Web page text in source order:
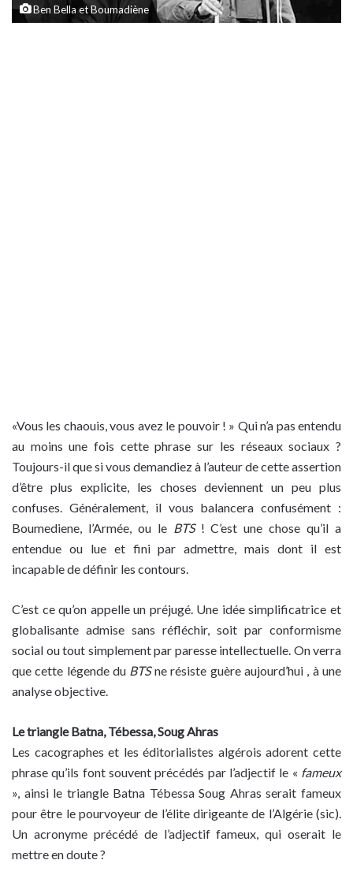
Ben Bella et Boumadiène
«Vous les chaouis, vous avez le pouvoir ! » Qui n’a pas entendu
au moins une fois cette phrase sur les réseaux sociaux ?
Toujours-il que si vous demandiez à l’auteur de cette assertion
d’être plus explicite, les choses deviennent un peu plus
confuses. Généralement, il vous balancera confusément :
Boumediene, l’Armée, ou le BTS! C’est une chose qu’il a
entendue ou lue et fini par admettre, mais dont il est
incapable de définir les contours.
C’est ce qu’on appelle un préjugé. Une idée simplificatrice et
globalisante admise sans réfléchir, soit par conformisme
social ou tout simplement par paresse intellectuelle. On verra
que cette légende du BTSne résiste guère aujourd’hui , à une
analyse objective.
Le triangle Batna, Tébessa, Soug Ahras
Les cacographes et les éditorialistes algérois adorent cette
phrase qu’ils font souvent précédés par l’adjectif le « fameux
», ainsi le triangle Batna Tébessa Soug Ahras serait fameux
pour être le pourvoyeur de l’élite dirigeante de l’Algérie (sic).
Un acronyme précédé de l’adjectif fameux, qui oserait le
mettre en doute ?